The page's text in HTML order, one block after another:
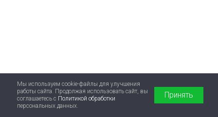
Мы используем cookie-файлы для улучшения
работы сайта. Продолжая использовать сайт, вы
соглашаетесь с Политикой обработки
персональных данных.
Принять